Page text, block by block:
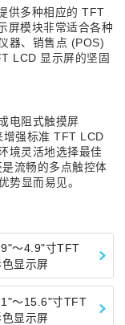
供多种相应的 TFT
屏模块非常适合各种
器、销售点 (POS)
LCD 显示屏的坚固
电阻式触摸屏
增强标准 TFT LCD
境灵活地选择最佳
流畅的多点触控体
势显而易见。
～4.9"寸TFT
显示屏
～15.6"寸TFT
显示屏